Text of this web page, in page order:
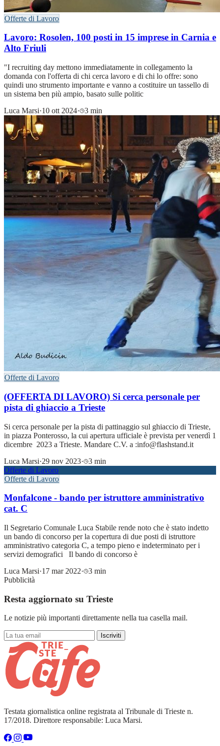
Offerte di Lavoro
Lavoro: Rosolen, 100 posti in 15 imprese in Carnia e
Alto Friuli
"I recruiting day mettono immediatamente in collegamento la
domanda con l'offerta di chi cerca lavoro e di chi lo offre: sono
quindi uno strumento importante e vanno a costituire un tassello di
un sistema ben più ampio, basato sulle politic
Luca Marsi·10 ott 2024· 3 min
Offerte di Lavoro
(OFFERTA DI LAVORO) Si cerca personale per
pista di ghiaccio a Trieste
Si cerca personale per la pista di pattinaggio sul ghiaccio di Trieste,
in piazza Ponterosso, la cui apertura ufficiale è prevista per venerdì 1
dicembre 2023 a Trieste. Mandare C.V. a :info@flashstand.it
Luca Marsi·29 nov 2023·
3 min
Offerte di Lavoro
Offerte di Lavoro
Monfalcone - bando per istruttore amministrativo
cat. C
Il Segretario Comunale Luca Stabile rende noto che è stato indetto
un bando di concorso per la copertura di due posti di istruttore
amministrativo categoria C, a tempo pieno e indeterminato per i
servizi demografici Il bando di concorso è
Luca Marsi·17 mar 2022·
3 min
Pubblicità
Resta aggiornato su Trieste
Le notizie più importanti direttamente nella tua casella mail.
Iscriviti
Testata giornalistica online registrata al Tribunale di Trieste n.
17/2018. Direttore responsabile: Luca Marsi.